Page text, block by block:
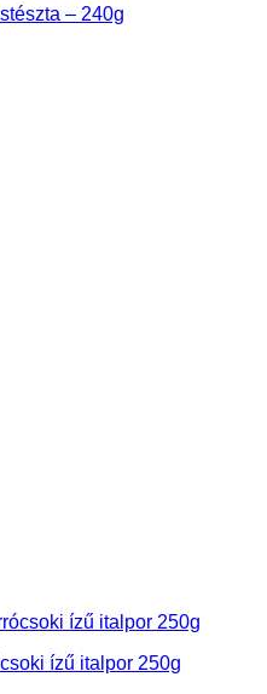
– 240g
ízű italpor 250g